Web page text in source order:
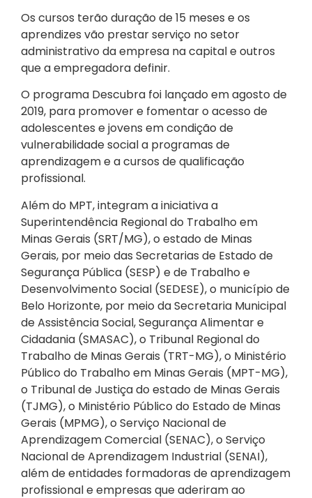
Os cursos terão duração de 15 meses e os
aprendizes vão prestar serviço no setor
administrativo da empresa na capital e outros
que a empregadora definir.
O programa Descubra foi lançado em agosto de
2019, para promover e fomentar o acesso de
adolescentes e jovens em condição de
vulnerabilidade social a programas de
aprendizagem e a cursos de qualificação
profissional.
Além do MPT, integram a iniciativa a
Superintendência Regional do Trabalho em
Minas Gerais (SRT/MG), o estado de Minas
Gerais, por meio das Secretarias de Estado de
Segurança Pública (SESP) e de Trabalho e
Desenvolvimento Social (SEDESE), o município de
Belo Horizonte, por meio da Secretaria Municipal
de Assistência Social, Segurança Alimentar e
Cidadania (SMASAC), o Tribunal Regional do
Trabalho de Minas Gerais (TRT-MG), o Ministério
Público do Trabalho em Minas Gerais (MPT-MG),
o Tribunal de Justiça do estado de Minas Gerais
(TJMG), o Ministério Público do Estado de Minas
Gerais (MPMG), o Serviço Nacional de
Aprendizagem Comercial (SENAC), o Serviço
Nacional de Aprendizagem Industrial (SENAI),
além de entidades formadoras de aprendizagem
profissional e empresas que aderiram ao